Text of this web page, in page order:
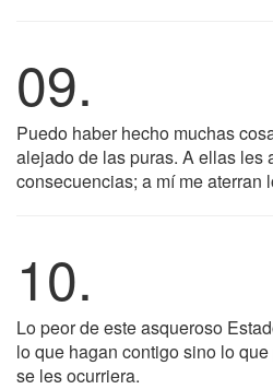
09.
Puedo haber hecho muchas
alejado de las puras. A ellas les
consecuencias; a mí me aterran
10.
Lo peor de este asqueroso
lo que hagan contigo sino lo
se les ocurriera.